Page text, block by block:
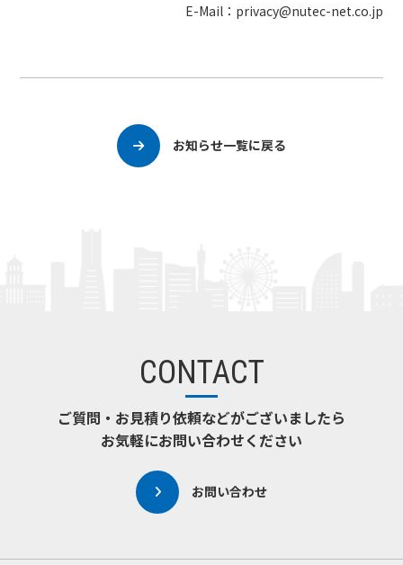
E-Mail：privacy@nutec-net.co.jp
お知らせ一覧に戻る
CONTACT
ご質問・お見積り依頼などがございましたら
お気軽にお問い合わせください
お問い合わせ